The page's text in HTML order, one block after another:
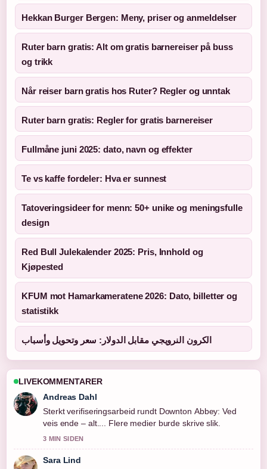
Hekkan Burger Bergen: Meny, priser og anmeldelser
Ruter barn gratis: Alt om gratis barnereiser på buss
og trikk
Når reiser barn gratis hos Ruter? Regler og unntak
Ruter barn gratis: Regler for gratis barnereiser
Fullmåne juni 2025: dato, navn og effekter
Te vs kaffe fordeler: Hva er sunnest
Tatoveringsideer for menn: 50+ unike og meningsfulle
design
Red Bull Julekalender 2025: Pris, Innhold og
Kjøpested
KFUM mot Hamarkameratene 2026: Dato, billetter og
statistikk
الكرون النرويجي مقابل الدولار: سعر وتحويل وأسباب
LIVEKOMMENTARER
Andreas Dahl
Sterkt verifiseringsarbeid rundt Downton Abbey: Ved
veis ende – alt.... Flere medier burde skrive slik.
3 MIN SIDEN
Sara Lind